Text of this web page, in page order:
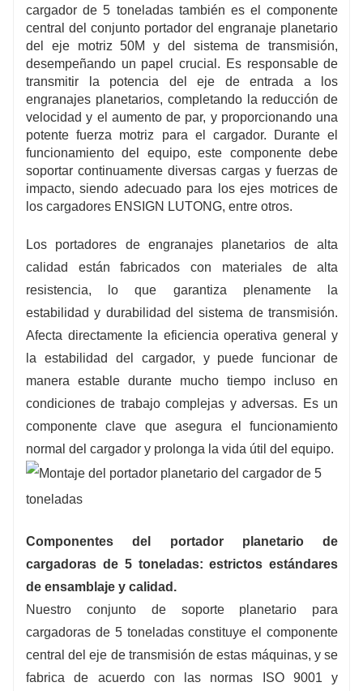
cargador de 5 toneladas también es el componente
central del conjunto portador del engranaje planetario
del eje motriz 50M y del sistema de transmisión,
desempeñando un papel crucial. Es responsable de
transmitir la potencia del eje de entrada a los
engranajes planetarios, completando la reducción de
velocidad y el aumento de par, y proporcionando una
potente fuerza motriz para el cargador. Durante el
funcionamiento del equipo, este componente debe
soportar continuamente diversas cargas y fuerzas de
impacto, siendo adecuado para los ejes motrices de
los cargadores ENSIGN LUTONG, entre otros.
Los portadores de engranajes planetarios de alta
calidad están fabricados con materiales de alta
resistencia, lo que garantiza plenamente la
estabilidad y durabilidad del sistema de transmisión.
Afecta directamente la eficiencia operativa general y
la estabilidad del cargador, y puede funcionar de
manera estable durante mucho tiempo incluso en
condiciones de trabajo complejas y adversas. Es un
componente clave que asegura el funcionamiento
normal del cargador y prolonga la vida útil del equipo.
Componentes del portador planetario de
cargadoras de 5 toneladas: estrictos estándares
de ensamblaje y calidad.
Nuestro conjunto de soporte planetario para
cargadoras de 5 toneladas constituye el componente
central del eje de transmisión de estas máquinas, y se
fabrica de acuerdo con las normas ISO 9001 y